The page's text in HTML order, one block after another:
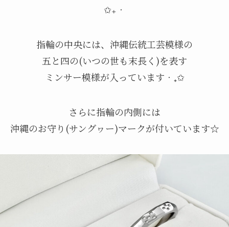
✩₊‧
指輪の中央には、沖縄伝統工芸模様の
五と四の(いつの世も末長く)を表す
ミンサー模様が入っています‧₊✩
さらに指輪の内側には
沖縄のお守り(サングヮー)マークが付いています☆